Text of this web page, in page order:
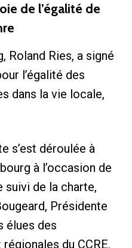
de l’égalité de
Roland Ries, a signé
l’égalité des
dans la vie locale,
s’est déroulée à
à l’occasion de
suivi de la charte,
Présidente
élues des
du CCRE.